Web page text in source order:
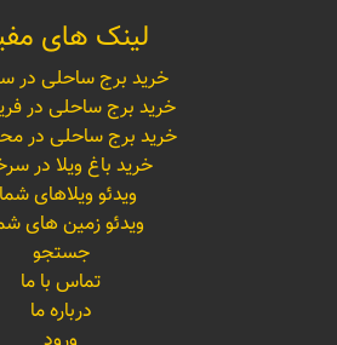
لینک های
خرید برج ساحلی در
خرید برج ساحلی در
خرید برج ساحلی در
خرید باغ ویلا در
ویدئو ویلاهای
ویدئو زمین های
جستجو
تماس با ما
درباره ما